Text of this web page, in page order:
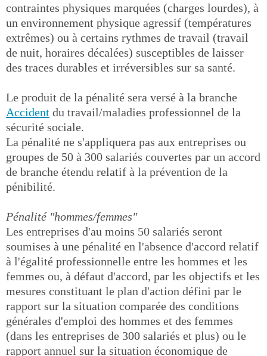
contraintes physiques marquées (charges lourdes), à
un environnement physique agressif (températures
extrêmes) ou à certains rythmes de travail (travail
de nuit, horaires décalées) susceptibles de laisser
des traces durables et irréversibles sur sa santé.
Le produit de la pénalité sera versé à la branche
Accident du travail/maladies professionnel de la
sécurité sociale.
La pénalité ne s'appliquera pas aux entreprises ou
groupes de 50 à 300 salariés couvertes par un accord
de branche étendu relatif à la prévention de la
pénibilité.
Pénalité "hommes/femmes"
Les entreprises d'au moins 50 salariés seront
soumises à une pénalité en l'absence d'accord relatif
à l'égalité professionnelle entre les hommes et les
femmes ou, à défaut d'accord, par les objectifs et les
mesures constituant le plan d'action défini par le
rapport sur la situation comparée des conditions
générales d'emploi des hommes et des femmes
(dans les entreprises de 300 salariés et plus) ou le
rapport annuel sur la situation économique de